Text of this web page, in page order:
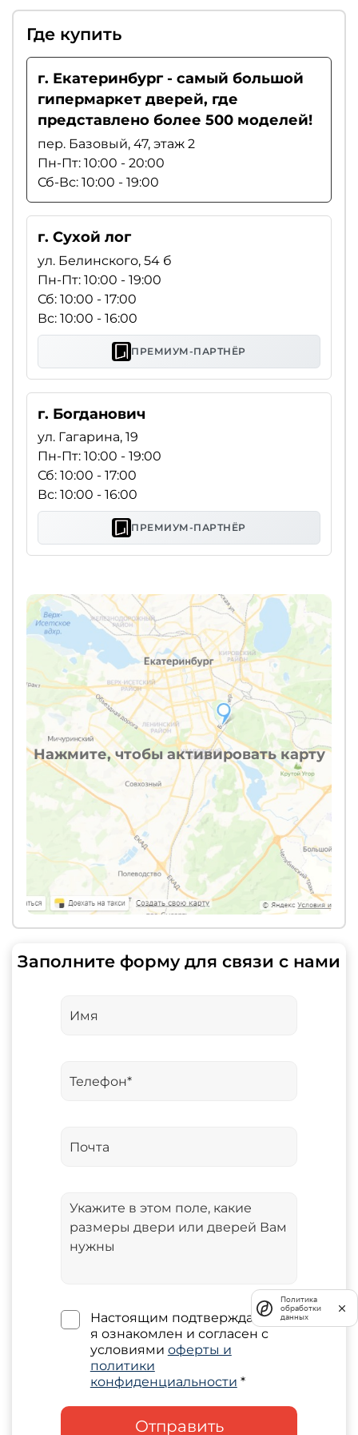
Нажмите, чтобы активировать карту
Где купить
г. Екатеринбург - самый большой
гипермаркет дверей, где
представлено более 500 моделей!
пер. Базовый, 47, этаж 2
Пн-Пт: 10:00 - 20:00
Сб-Вс: 10:00 - 19:00
г. Сухой лог
ул. Белинского, 54 б
Пн-Пт: 10:00 - 19:00
Сб: 10:00 - 17:00
Вс: 10:00 - 16:00
ПРЕМИУМ-ПАРТНЁР
г. Богданович
ул. Гагарина, 19
Пн-Пт: 10:00 - 19:00
Сб: 10:00 - 17:00
Вс: 10:00 - 16:00
ПРЕМИУМ-ПАРТНЁР
Заполните форму для связи с нами
Настоящим подтверждаю, что
я ознакомлен и согласен с
условиями оферты и
политики
конфиденциальности *
Отправить
Политика
обработки
данных